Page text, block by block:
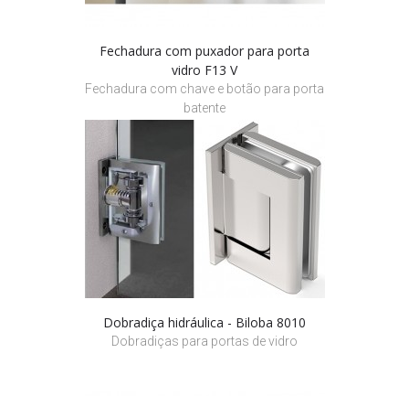
Fechadura com puxador para porta
vidro F13 V
Fechadura com chave e botão para porta
batente
Dobradiça hidráulica - Biloba 8010
Dobradiças para portas de vidro